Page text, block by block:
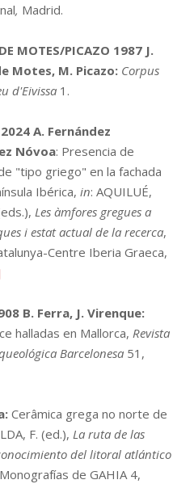
, Madrid.
MOTES/PICAZO 1987 J.
Motes, M. Picazo: Corpus
d'Eivissa 1.
2024 A. Fernández
Nóvoa: Presencia de
"tipo griego" en la fachada
Ibérica, in: AQUILUÉ,
Les àmfores gregues a
i estat actual de la recerca,
Centre Iberia Graeca,
B. Ferra, J. Virenque:
halladas en Mallorca, Revista
Barcelonesa 51,
Cerâmica grega no norte de
F. (ed.), La ruta de las
del litoral atlántico
Monografías de GAHIA 4,